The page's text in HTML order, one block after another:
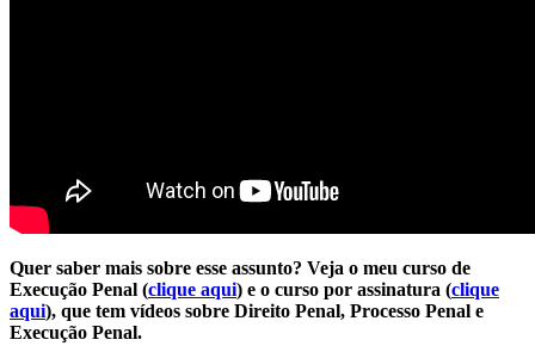
Quer saber mais sobre esse assunto? Veja o meu curso de
Execução Penal (clique aqui) e o curso por assinatura (clique
aqui), que tem vídeos sobre Direito Penal, Processo Penal e
Execução Penal.